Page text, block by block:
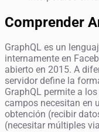
Comprender
GraphQL es un
internamente en
abierto en 2015. A
servidor define la
GraphQL permite a
campos necesitan en
obtención (recibir
(necesitar múltiples